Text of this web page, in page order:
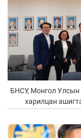
БНСУ, Монгол Улсын
харилцан